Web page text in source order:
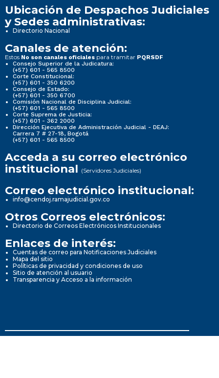
Ubicación de Despachos Judiciales
y Sedes administrativas:
Directorio Nacional
Canales de atención:
Estos No son canales oficiales para tramitar PQRSDF
Consejo Superior de la Judicatura:
(+57) 601 - 565 8500
Corte Constitucional:
(+57) 601 - 350 6200
Consejo de Estado:
(+57) 601 - 350 6700
Comisión Nacional de Disciplina Judicial:
(+57) 601 - 565 8500
Corte Suprema de Justicia:
(+57) 601 - 362 2000
Dirección Ejecutiva de Administración Judicial - DEAJ:
Carrera 7 # 27-18, Bogotá
(+57) 601 - 565 8500
Acceda a su correo electrónico
institucional (Servidores Judiciales)
Correo electrónico institucional:
info@cendoj.ramajudicial.gov.co
Otros Correos electrónicos:
Directorio de Correos Electrónicos Institucionales
Enlaces de interés:
Cuentas de correo para Notificaciones Judiciales
Mapa del sitio
Políticas de privacidad y condiciones de uso
Sitio de atención al usuario
Transparencia y Acceso a la información